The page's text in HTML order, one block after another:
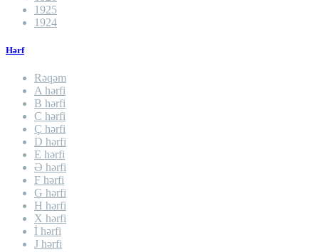
1925
1924
Hərf
Rəqəm
A hərfi
B hərfi
C hərfi
Ç hərfi
D hərfi
E hərfi
Ə hərfi
F hərfi
G hərfi
H hərfi
X hərfi
İ hərfi
J hərfi